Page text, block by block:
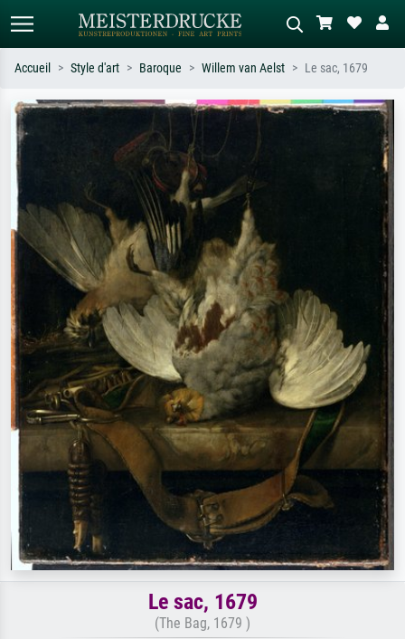
Recherche standard Recherche d'images IA
Recherchez par artiste, titre ou style –
ex. Monet, Nuit étoilée,
impressionnisme, vague de Hokusai,
Décrivez la scène – ex. prairie verte,
tableau sombre, nu debout près d'un
Accueil Style d'art Baroque Willem van Aelst Le sac, 1679
Le sac, 1679
(The Bag, 1679 )